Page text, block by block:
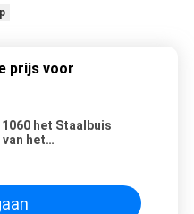
prijs voor
1060 het Staalbuis
van het